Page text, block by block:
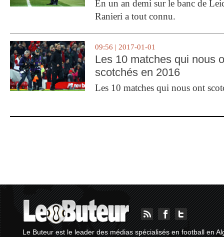
En un an demi sur le banc de
Ranieri a tout connu.
09:56 | 2017-01-01
Les 10 matches qui nous
scotchés en 2016
Les 10 matches qui nous ont
Le Buteur est le leader des médias spécialisés en football en